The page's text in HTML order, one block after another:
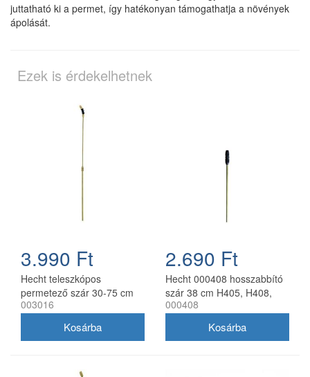
juttatható ki a permet, így hatékonyan támogathatja a növények
ápolását.
Ezek is érdekelhetnek
3.990 Ft
Hecht teleszkópos
permetező szár 30-75 cm
003016
003016
2.690 Ft
Hecht 000408 hosszabbító
szár 38 cm H405, H408,
H4500 permetezőhöz
000408